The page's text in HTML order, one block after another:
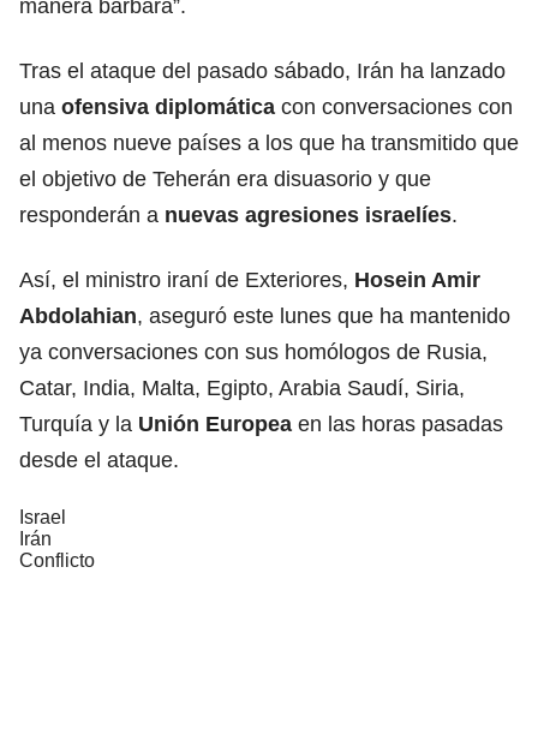
manera bárbara”.
Tras el ataque del pasado sábado, Irán ha lanzado
una ofensiva diplomática con conversaciones con
al menos nueve países a los que ha transmitido que
el objetivo de Teherán era disuasorio y que
responderán a nuevas agresiones israelíes.
Así, el ministro iraní de Exteriores, Hosein Amir
Abdolahian, aseguró este lunes que ha mantenido
ya conversaciones con sus homólogos de Rusia,
Catar, India, Malta, Egipto, Arabia Saudí, Siria,
Turquía y la Unión Europea en las horas pasadas
desde el ataque.
Israel
Irán
Conflicto